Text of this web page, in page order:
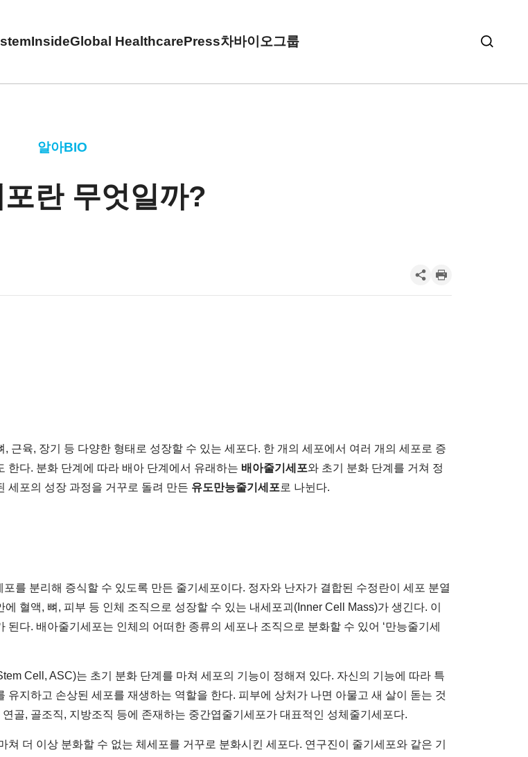
InsideGlobal HealthcarePress차바이오그룹
알아BIO
란 무엇일까?
근육, 장기 등 다양한 형태로 성장할 수 있는 세포다. 한 개의 세포에서 여러 개의 세포로 증
한다. 분화 단계에 따라 배아 단계에서 유래하는 배아줄기세포와 초기 분화 단계를 거쳐 정
세포의 성장 과정을 거꾸로 돌려 만든 유도만능줄기세포 로 나뉜다.
를 분리해 증식할 수 있도록 만든 줄기세포이다. 정자와 난자가 결합된 수정란이 세포 분열
혈액, 뼈, 피부 등 인체 조직으로 성장할 수 있는 내세포괴(Inner Cell Mass)가 생긴다. 이
다. 배아줄기세포는 인체의 어떠한 종류의 세포나 조직으로 분화할 수 있어 ‘만능줄기세
Cell, ASC)는 초기 분화 단계를 마쳐 세포의 기능이 정해져 있다. 자신의 기능에 따라 특
지하고 손상된 세포를 재생하는 역할을 한다. 피부에 상처가 나면 아물고 새 살이 돋는 것
골, 골조직, 지방조직 등에 존재하는 중간엽줄기세포가 대표적인 성체줄기세포다.
더 이상 분화할 수 없는 체세포를 거꾸로 분화시킨 세포다. 연구진이 줄기세포와 같은 기